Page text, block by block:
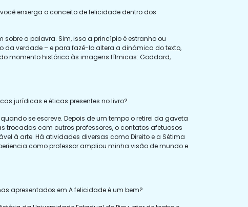
enxerga o conceito de felicidade dentro dos
a palavra. Sim, isso a princípio é estranho ou
da verdade – e para fazê-lo altera a dinâmica do texto,
momento histórico às imagens fílmicas: Goddard,
jurídicas e éticas presentes no livro?
se escreve. Depois de um tempo o retirei da gaveta
trocadas com outros professores, o contatos afetuosos
à arte. Há atividades diversas como Direito e a Sétima
como professor ampliou minha visão de mundo e
apresentados em A felicidade é um bem?